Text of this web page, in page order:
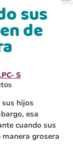
sus
de
S
sus hijos
esa
cuando sus
grosera